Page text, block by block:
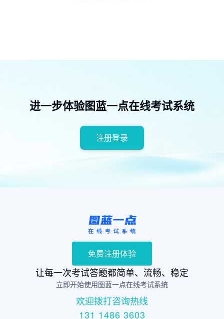
进一步体验图蓝一点在线考试系统
注册登录
免费注册体验
让每一次考试答题都简单、流畅、稳定
立即开始使用图蓝一点在线考试系统
欢迎拨打咨询热线
131 1486 3603